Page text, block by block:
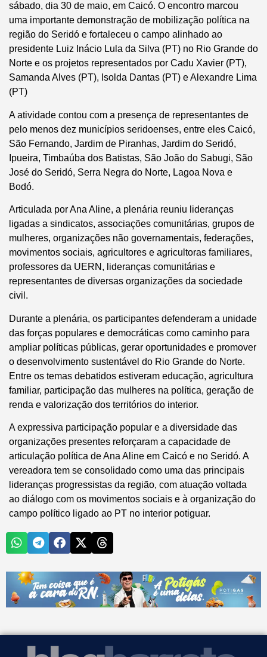
sábado, dia 30 de maio, em Caicó. O encontro marcou
uma importante demonstração de mobilização política na
região do Seridó e fortaleceu o campo alinhado ao
presidente Luiz Inácio Lula da Silva (PT) no Rio Grande do
Norte e os projetos representados por Cadu Xavier (PT),
Samanda Alves (PT), Isolda Dantas (PT) e Alexandre Lima
(PT)
A atividade contou com a presença de representantes de
pelo menos dez municípios seridoenses, entre eles Caicó,
São Fernando, Jardim de Piranhas, Jardim do Seridó,
Ipueira, Timbaúba dos Batistas, São João do Sabugi, São
José do Seridó, Serra Negra do Norte, Lagoa Nova e
Bodó.
Articulada por Ana Aline, a plenária reuniu lideranças
ligadas a sindicatos, associações comunitárias, grupos de
mulheres, organizações não governamentais, federações,
movimentos sociais, agricultores e agricultoras familiares,
professores da UERN, lideranças comunitárias e
representantes de diversas organizações da sociedade
civil.
Durante a plenária, os participantes defenderam a unidade
das forças populares e democráticas como caminho para
ampliar políticas públicas, gerar oportunidades e promover
o desenvolvimento sustentável do Rio Grande do Norte.
Entre os temas debatidos estiveram educação, agricultura
familiar, participação das mulheres na política, geração de
renda e valorização dos territórios do interior.
A expressiva participação popular e a diversidade das
organizações presentes reforçaram a capacidade de
articulação política de Ana Aline em Caicó e no Seridó. A
vereadora tem se consolidado como uma das principais
lideranças progressistas da região, com atuação voltada
ao diálogo com os movimentos sociais e à organização do
campo político ligado ao PT no interior potiguar.